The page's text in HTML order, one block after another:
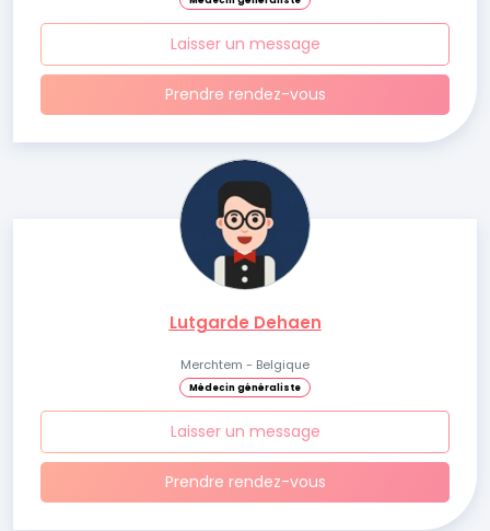
Laisser un message
Prendre rendez-vous
Lutgarde Dehaen
Merchtem - Belgique
Médecin généraliste
Laisser un message
Prendre rendez-vous